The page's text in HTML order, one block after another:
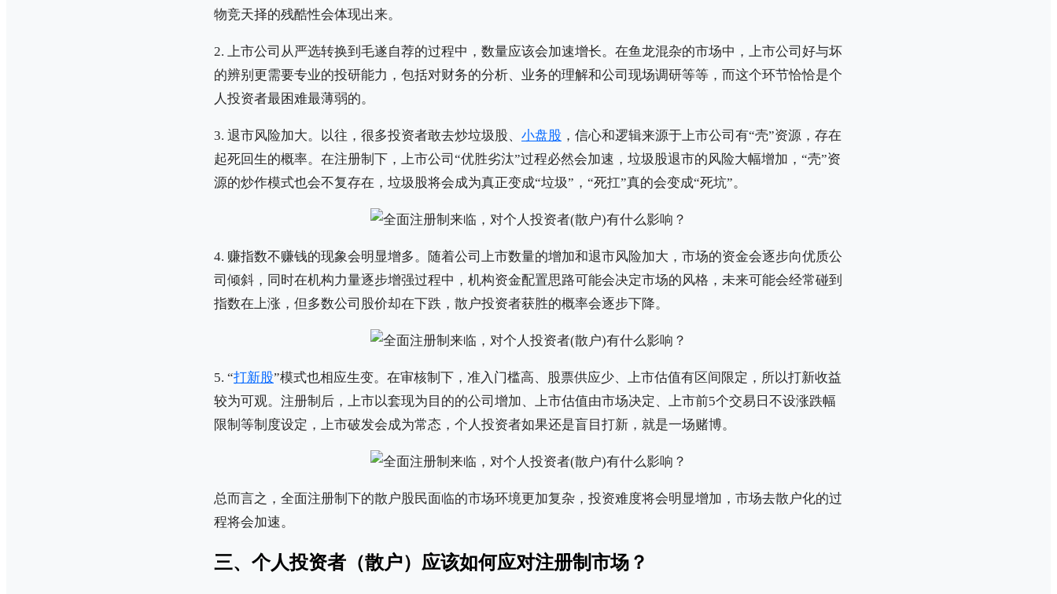
物竞天择的残酷性会体现出来。
2. 上市公司从严选转换到毛遂自荐的过程中，数量应该会加速增长。在鱼龙混杂的市场中，上市公司好与坏
的辨别更需要专业的投研能力，包括对财务的分析、业务的理解和公司现场调研等等，而这个环节恰恰是个
人投资者最困难最薄弱的。
3. 退市风险加大。以往，很多投资者敢去炒垃圾股、 小盘股 ，信心和逻辑来源于上市公司有“壳”资源，存在
起死回生的概率。在注册制下，上市公司“优胜劣汰”过程必然会加速，垃圾股退市的风险大幅增加，“壳”资
源的炒作模式也会不复存在，垃圾股将会成为真正变成“垃圾”，“死扛”真的会变成“死坑”。
4. 赚指数不赚钱的现象会明显增多。随着公司上市数量的增加和退市风险加大，市场的资金会逐步向优质公
司倾斜，同时在机构力量逐步增强过程中，机构资金配置思路可能会决定市场的风格，未来可能会经常碰到
指数在上涨，但多数公司股价却在下跌，散户投资者获胜的概率会逐步下降。
5. “打新股”模式也相应生变。在审核制下，准入门槛高、股票供应少、上市估值有区间限定，所以打新收益
较为可观。注册制后，上市以套现为目的的公司增加、上市估值由市场决定、上市前5个交易日不设涨跌幅
限制等制度设定，上市破发会成为常态，个人投资者如果还是盲目打新，就是一场赌博。
总而言之，全面注册制下的散户股民面临的市场环境更加复杂，投资难度将会明显增加，市场去散户化的过
程将会加速。
三、个人投资者（散户）应该如何应对注册制市场？